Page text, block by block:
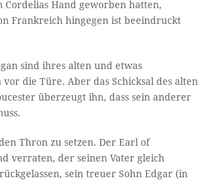
Hand geworben hatten,
Frankreich hingegen ist beeindruckt
sind ihres alten und etwas
die Türe. Aber das Schicksal des alten
überzeugt ihn, dass sein anderer
Thron zu setzen. Der Earl of
verraten, der seinen Vater gleich
sein treuer Sohn Edgar (in